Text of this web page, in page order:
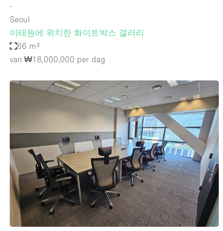
∙
Seoul
이태원에 위치한 화이트박스 갤러리
66 m²
van ₩18,000,000 per dag